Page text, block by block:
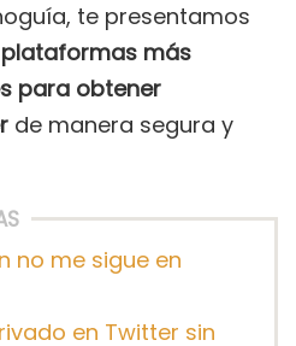
te presentamos
más
para obtener
de manera segura y
no me sigue en
en Twitter sin